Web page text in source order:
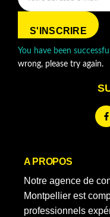
S'INSCRIRE
You have been
wrong, please try again.
A PROPOS
Notre agence de
Montpellier est
professionnels